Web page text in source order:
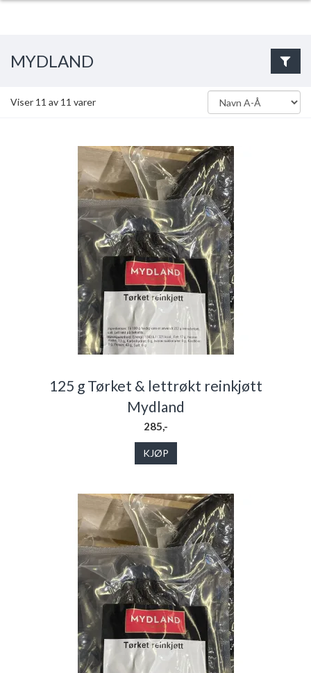
MYDLAND
Viser 11 av 11 varer
125 g Tørket & lettrøkt reinkjøtt
Mydland
285,-
KJØP